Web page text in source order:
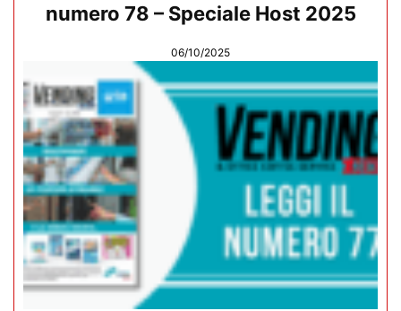
numero 78 – Speciale Host 2025
06/10/2025